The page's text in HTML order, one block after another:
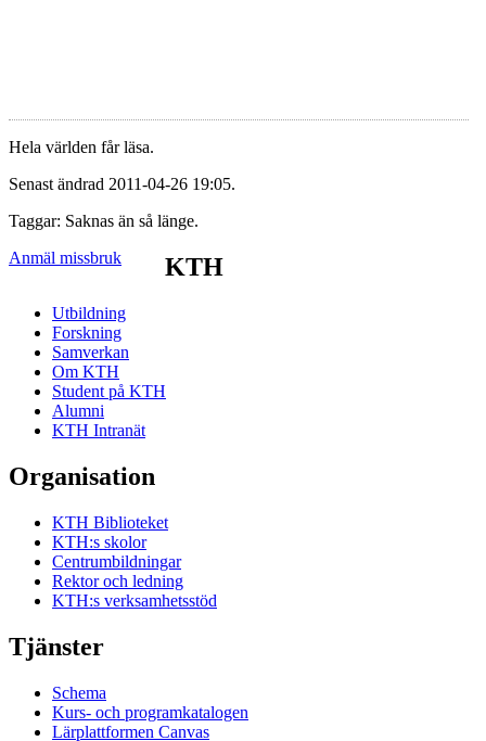
Hela världen får läsa.
Senast ändrad 2011-04-26 19:05.
Taggar: Saknas än så länge.
Anmäl missbruk
KTH
Utbildning
Forskning
Samverkan
Om KTH
Student på KTH
Alumni
KTH Intranät
Organisation
KTH Biblioteket
KTH:s skolor
Centrumbildningar
Rektor och ledning
KTH:s verksamhetsstöd
Tjänster
Schema
Kurs- och programkatalogen
Lärplattformen Canvas